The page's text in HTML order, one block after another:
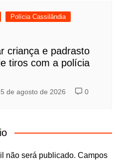
Polícia Cassilândia
criança e padrasto
tiros com a polícia
5 de agosto de 2026 0
não será publicado. Campos